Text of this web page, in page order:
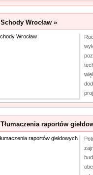
Schody Wrocław »
Tłumaczenia raportów